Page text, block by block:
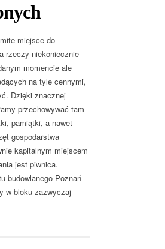
miejsce do
rzeczy niekoniecznie
momencie ale
na tyle cennymi,
Dzięki znacznej
przechowywać tam
pamiątki, a nawet
gospodarstwa
kapitalnym miejscem
jest piwnica.
budowlanego Poznań
w bloku zazwyczaj